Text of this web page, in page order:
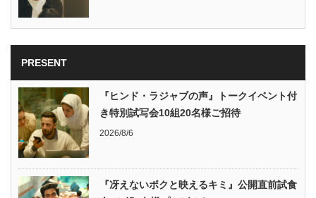
PRESENT
『ヒンド・ラジャブの声』トークイベント付
き特別試写会10組20名様ご招待
2026/8/6
『冴えないボクと映えるキミ』公開直前試食